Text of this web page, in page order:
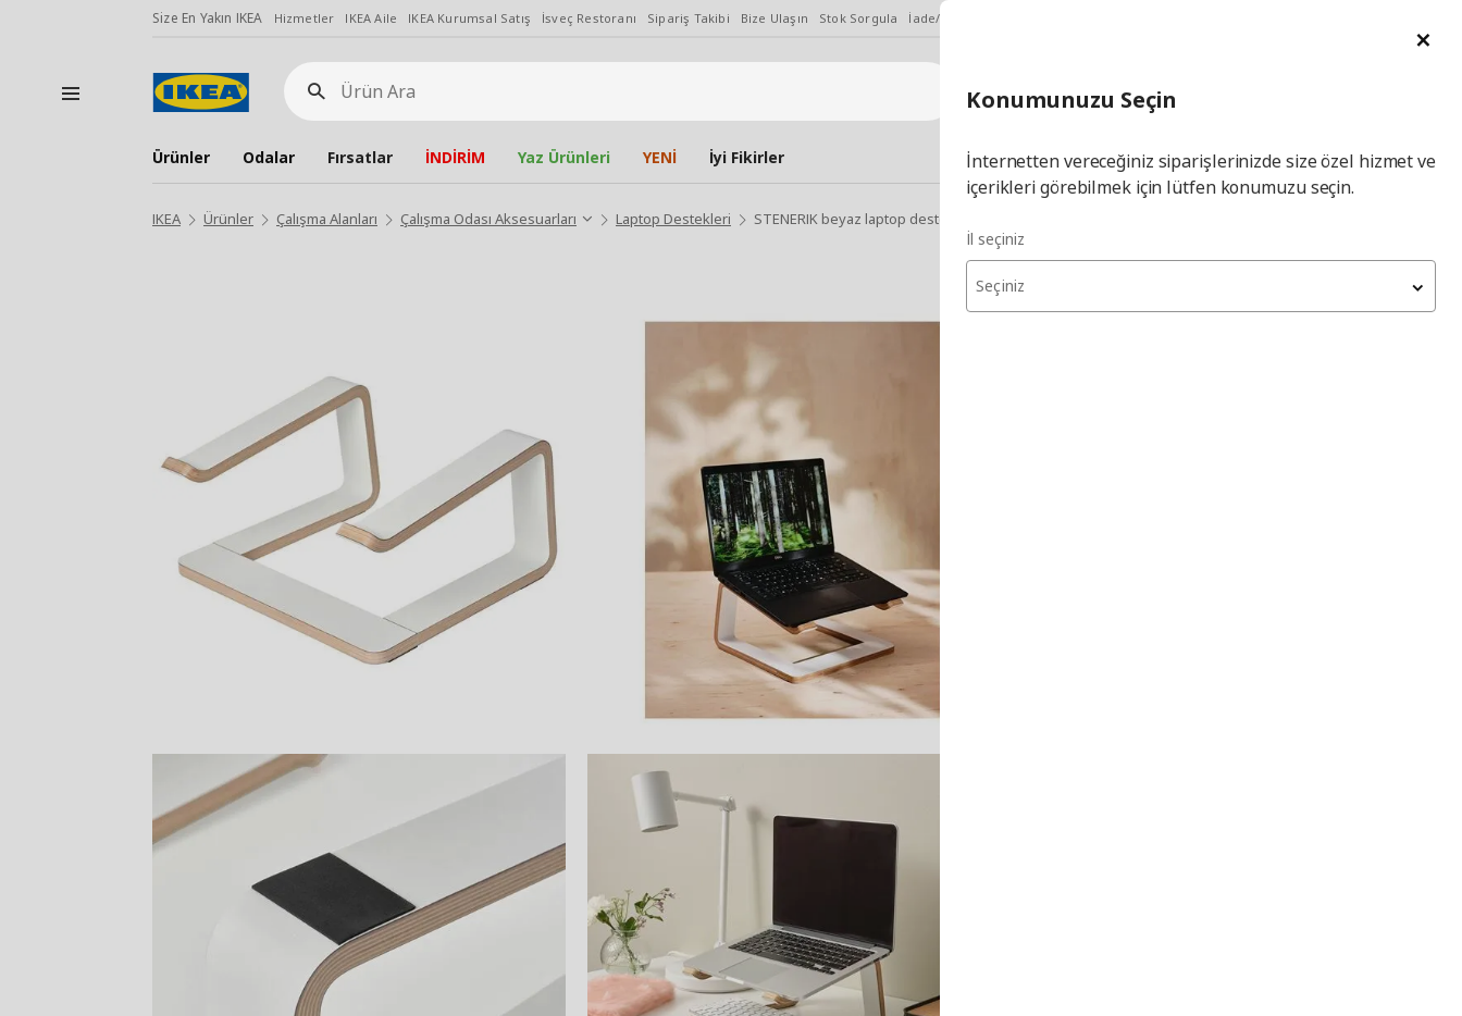
Size En Yakın IKEA Hizmetler IKEA Aile IKEA Kurumsal Satış İsveç Restoranı Sipariş Takibi Bize Ulaşın Stok Sorgula İade/Değişim Talebi
Ürün
Ara
İl Seçiniz İl
Hej! Üye Girişi / Üye Ol
Ürünler Odalar Fırsatlar İNDİRİM Yaz Ürünleri YENİ İyi Fikirler
IKEA Ürünler Çalışma Alanları Çalışma Odası Aksesuarları Laptop Destekleri STENERIK beyaz laptop desteği
Konumunuzu Seçin
İnternetten vereceğiniz siparişlerinizde size özel hizmet ve
içerikleri görebilmek için lütfen konumuzu seçin.
İl seçiniz
Seçiniz